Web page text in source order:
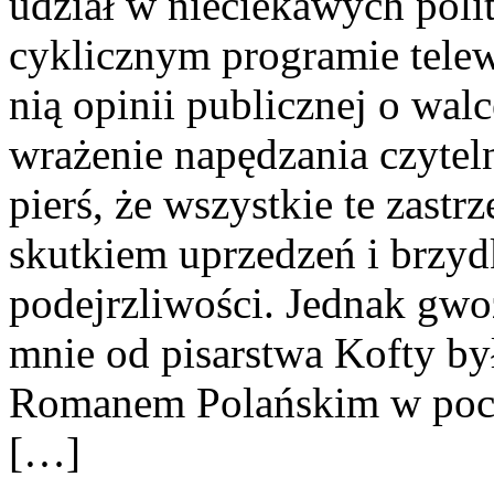
cyklicznym programie
nią opinii publicznej o
wrażenie napędzania
pierś, że wszystkie te
skutkiem uprzedzeń i
podejrzliwości. Jednak
mnie od pisarstwa Kofty
Romanem Polańskim w
[…]